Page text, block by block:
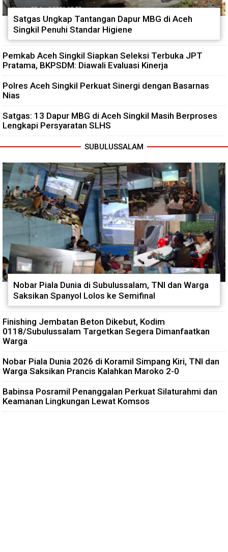
Satgas Ungkap Tantangan Dapur MBG di Aceh
Singkil Penuhi Standar Higiene
Pemkab Aceh Singkil Siapkan Seleksi Terbuka JPT
Pratama, BKPSDM: Diawali Evaluasi Kinerja
Polres Aceh Singkil Perkuat Sinergi dengan Basarnas
Nias
Satgas: 13 Dapur MBG di Aceh Singkil Masih Berproses
Lengkapi Persyaratan SLHS
SUBULUSSALAM
Nobar Piala Dunia di Subulussalam, TNI dan Warga
Saksikan Spanyol Lolos ke Semifinal
Finishing Jembatan Beton Dikebut, Kodim
0118/Subulussalam Targetkan Segera Dimanfaatkan
Warga
Nobar Piala Dunia 2026 di Koramil Simpang Kiri, TNI dan
Warga Saksikan Prancis Kalahkan Maroko 2-0
Babinsa Posramil Penanggalan Perkuat Silaturahmi dan
Keamanan Lingkungan Lewat Komsos